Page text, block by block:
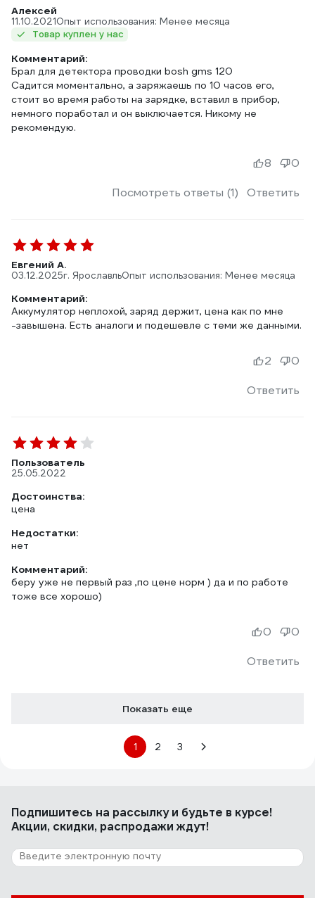
Алексей
11.10.2021Опыт использования: Менее месяца
Товар куплен у нас
Комментарий:
Брал для детектора проводки bosh gms 120
Садится моментально, а заряжаешь по 10 часов его,
стоит во время работы на зарядке, вставил в прибор,
немного поработал и он выключается. Никому не
рекомендую.
Посмотреть ответы (1) Ответить
8 0
Евгений А.
03.12.2025г. ЯрославльОпыт использования: Менее месяца
Комментарий:
Аккумулятор неплохой, заряд держит, цена как по мне
-завышена. Есть аналоги и подешевле с теми же данными.
Ответить
2 0
Пользователь
25.05.2022
Достоинства:
цена
Недостатки:
нет
Комментарий:
беру уже не первый раз ,по цене норм ) да и по работе
тоже все хорошо)
Ответить
0 0
Показать еще
1 2 3
Подпишитесь на рассылкуи будьте в курсе!
Акции, скидки, распродажи ждут!